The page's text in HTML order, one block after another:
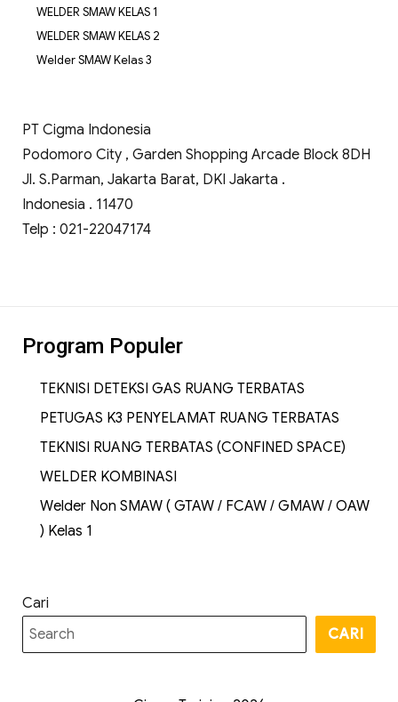
WELDER SMAW KELAS 1
WELDER SMAW KELAS 2
Welder SMAW Kelas 3
PT Cigma Indonesia
Podomoro City , Garden Shopping Arcade Block 8DH
Jl. S.Parman, Jakarta Barat, DKI Jakarta .
Indonesia . 11470
Telp : 021-22047174
Program Populer
TEKNISI DETEKSI GAS RUANG TERBATAS
PETUGAS K3 PENYELAMAT RUANG TERBATAS
TEKNISI RUANG TERBATAS (CONFINED SPACE)
WELDER KOMBINASI
Welder Non SMAW ( GTAW / FCAW / GMAW / OAW
) Kelas 1
Cari
CARI